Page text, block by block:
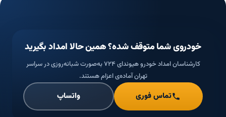
خودروی شما متوقف شده؟ همین حالا امداد بگیرید
کارشناسان امداد خودرو هیوندای ۷۲۴ به‌صورت شبانه‌روزی در سراسر
تهران آماده‌ی اعزام هستند.
تماس فوری واتساپ